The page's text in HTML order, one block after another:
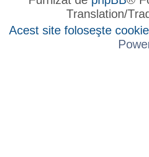
Translation/
Acest site foloseşte